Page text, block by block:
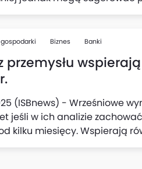
oceniają Adam Antoniak,
podwyższony wzrost
Polityki Pieniężnej (RPP) do
w listopadzie.
Biznes Banki
przemysłu
(ISBnews) - Wrześniowe
jeśli w ich analizie
kilku miesięcy. Wspierają
Departament Analiz